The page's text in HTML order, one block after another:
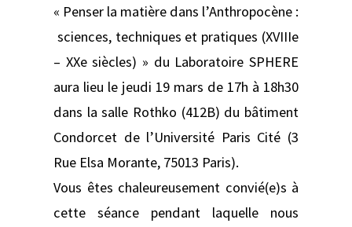
« Penser la matière dans l’Anthropocène :
sciences, techniques et pratiques (XVIIIe
– XXe siècles) » du Laboratoire SPHERE
aura lieu le jeudi 19 mars de 17h à 18h30
dans la salle Rothko (412B) du bâtiment
Condorcet de l’Université Paris Cité (3
Rue Elsa Morante, 75013 Paris).
Vous êtes chaleureusement convié(e)s à
cette séance pendant laquelle nous